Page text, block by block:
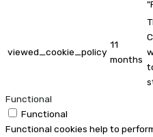
viewed_cookie_policy
11
months
Functional
Functional
Functional cookies help to